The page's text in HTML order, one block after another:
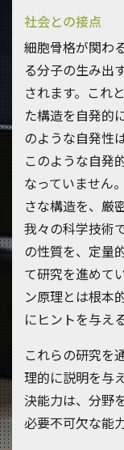
社会との接点
細胞骨格が関わ
る分子の生み出
されます。これ
た構造を自発的
のような自発性
このような自発
なっていません
さな構造を、厳
我々の科学技術
の性質を、定量
て研究を進めて
ン原理とは根本
にヒントを与え
これらの研究を
理的に説明を与
決能力は、分野
必要不可欠な能